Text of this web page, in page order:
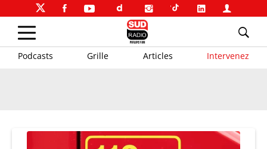
Podcasts Grille Articles Intervenez